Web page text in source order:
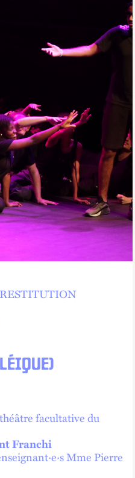
RESTITUTION
facultative du
Franchi
Mme Pierre